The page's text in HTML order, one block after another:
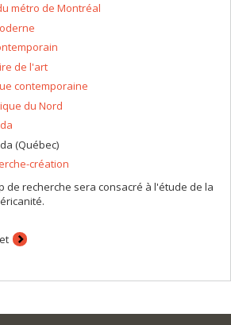
métro de Montréal
de l'art
contemporaine
du Nord
(Québec)
création
de recherche sera consacré à l'étude de la